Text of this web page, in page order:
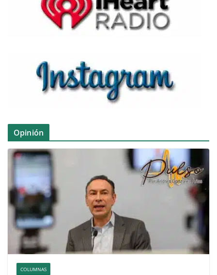
Opinión
COLUMNAS